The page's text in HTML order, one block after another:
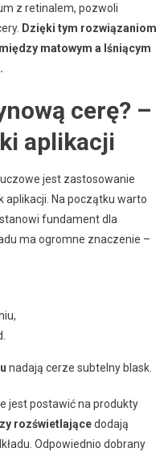
z retinalem, pozwoli
Dzięki tym rozwiązaniom
matowym a lśniącym
cerę? –
aplikacji
jest zastosowanie
Na początku warto
fundament dla
ma ogromne znaczenie –
nadają cerze subtelny blask.
jest postawić na produkty
rozświetlającedodają
Odpowiednio dobrany